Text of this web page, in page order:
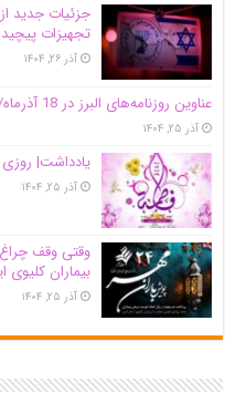
جزئیات جدید
تجهیزات
آذر ۲۶, ۱۴۰۴
عناوین روزنامه‌های البرز در ‌18 آذرماه/صدرنشینی در ارائه خدمات زایمان بی‌درد
آذر ۲۵, ۱۴۰۴
یادداشت|
آذر ۲۵, ۱۴۰۴
وقتی وقف
بیماران کلیوی
آذر ۲۵, ۱۴۰۴